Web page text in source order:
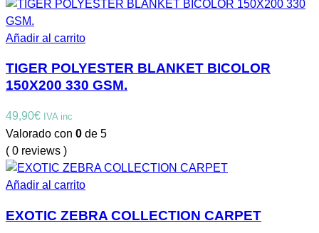
Añadir al carrito
TIGER POLYESTER BLANKET BICOLOR
150X200 330 GSM.
49,90€ IVA inc
Valorado con 0 de 5
( 0 reviews )
Añadir al carrito
EXOTIC ZEBRA COLLECTION CARPET